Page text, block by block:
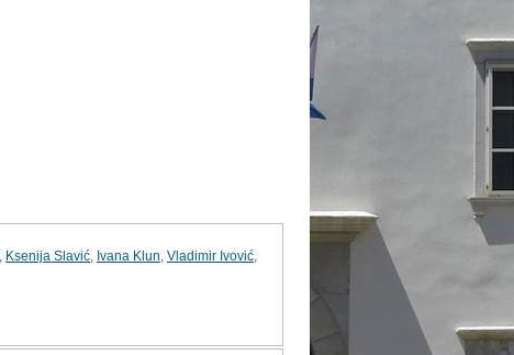
Ksenija Slavić Ivana Klun Vladimir Ivović